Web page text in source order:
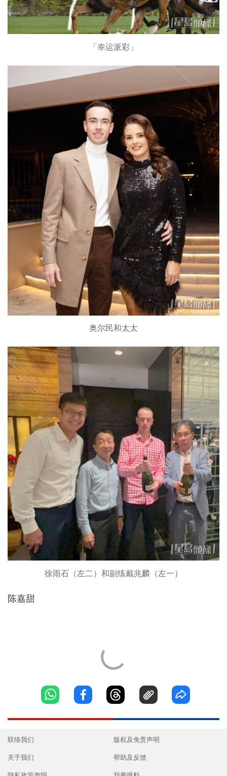
「幸运派彩」
奥尔民和太太
徐雨石（左二）和副练戴兆麟（左一）
陈嘉甜
联络我们
关于我们
版权及免责声明
帮助及反馈